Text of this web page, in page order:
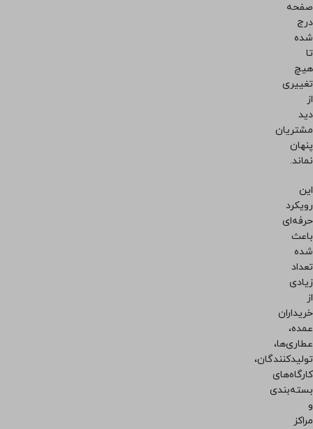
صفحه
درج
شده
تا
هیچ
تغییری
از
دید
مشتریان
پنهان
نماند.
این
رویکرد
حرفه‌ای
باعث
شده
تعداد
زیادی
از
خریداران
عمده،
عطاری‌ها،
تولیدکنندگان،
کارگاه‌های
بسته‌بندی
و
مراکز